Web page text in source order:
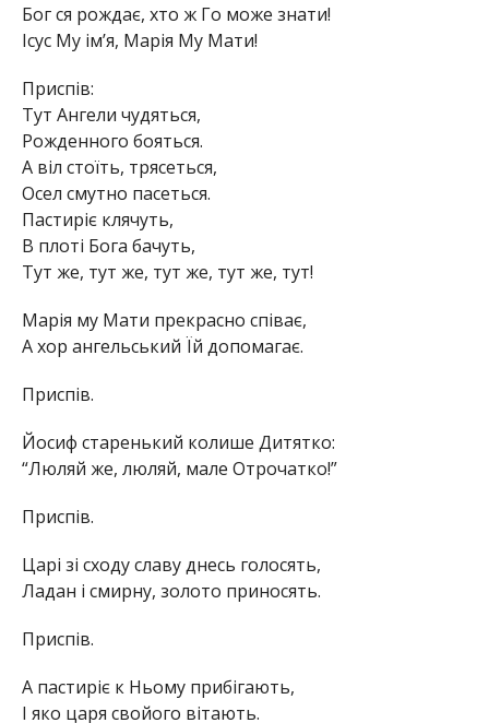
Бог ся рождає, хто ж Го може знати!
Ісус Му ім’я, Марія Му Мати!
Приспів:
Тут Ангели чудяться,
Рожденного бояться.
А віл стоїть, трясеться,
Осел смутно пасеться.
Пастиріє клячуть,
В плоті Бога бачуть,
Тут же, тут же, тут же, тут же, тут!
Марія му Мати прекрасно співає,
А хор ангельський Їй допомагає.
Приспів.
Йосиф старенький колише Дитятко:
“Люляй же, люляй, мале Отрочатко!”
Приспів.
Царі зі сходу славу днесь голосять,
Ладан і смирну, золото приносять.
Приспів.
А пастиріє к Ньому прибігають,
І яко царя свойого вітають.